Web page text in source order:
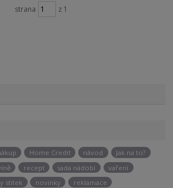
Home Credit návod
Jak na to?
recept sada nádobí
vaření
stitek novinky
reklamace
strana z 1